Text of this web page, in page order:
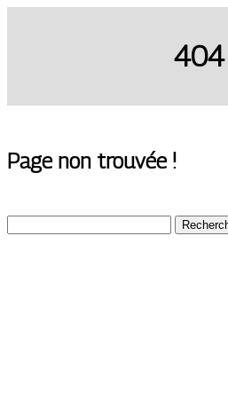
404
Page non trouvée !